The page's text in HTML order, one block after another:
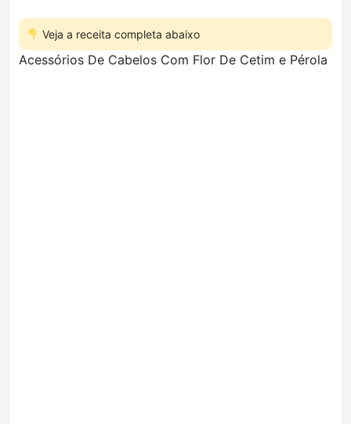
Veja a receita completa abaixo
Acessórios De Cabelos Com Flor De Cetim e Pérola